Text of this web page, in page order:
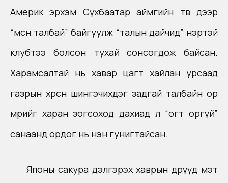
Америк эрхэм Сүхбаатар аймгийн төв дээр
“мөсөн талбай” байгуулж “талын дайчид” нэртэй
клубтээ болсон тухай сонсогдож байсан.
Харамсалтай нь хавар цагт хайлан урсаад
газрын хөрснөө шингэчихдэг задгай талбайн ор
мөрийг харан зогсоход дахиад л “огт оргүй”
санаанд ордог нь нэн гунигтайсан.
Японы сакура дэлгэрэх хаврын өдрүүд мэт